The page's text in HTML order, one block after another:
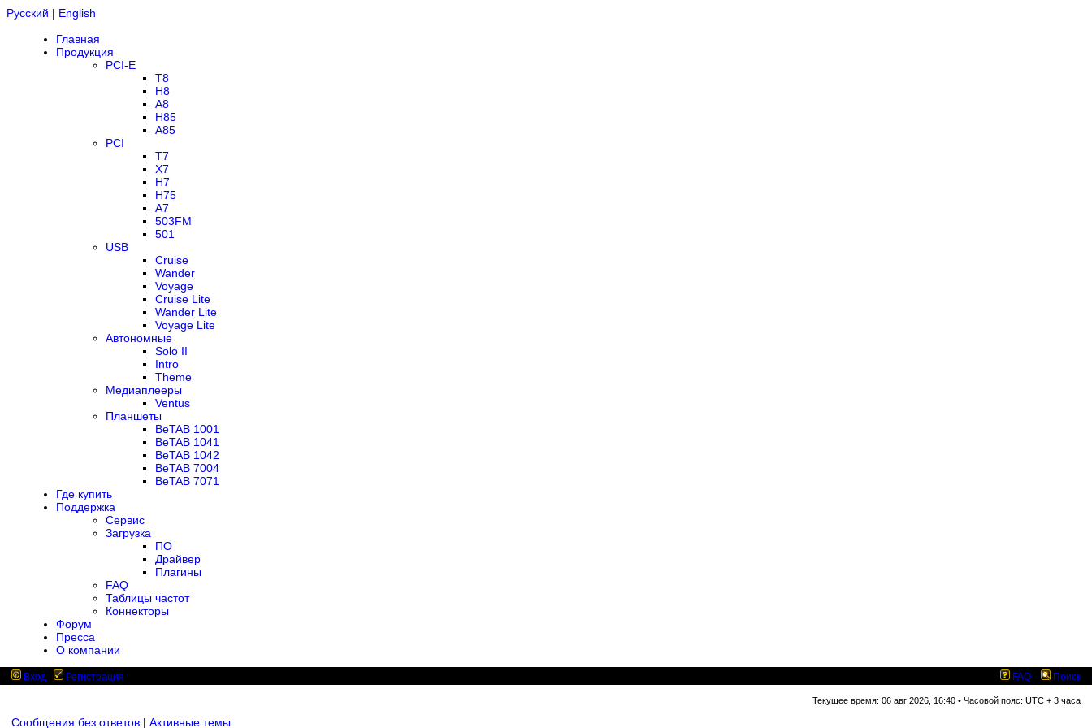
Русский | English
Главная
Продукция
PCI-E
T8
H8
A8
H85
A85
PCI
T7
X7
H7
H75
A7
503FM
501
USB
Cruise
Wander
Voyage
Cruise Lite
Wander Lite
Voyage Lite
Автономные
Solo II
Intro
Theme
Медиаплееры
Ventus
Планшеты
BeTAB 1001
BeTAB 1041
BeTAB 1042
BeTAB 7004
BeTAB 7071
Где купить
Поддержка
Сервис
Загрузка
ПО
Драйвер
Плагины
FAQ
Таблицы частот
Коннекторы
Форум
Пресса
О компании
Вход Регистрация FAQ Поиск
Текущее время: 06 авг 2026, 16:40 • Часовой пояс: UTC + 3 часа
Сообщения без ответов | Активные темы